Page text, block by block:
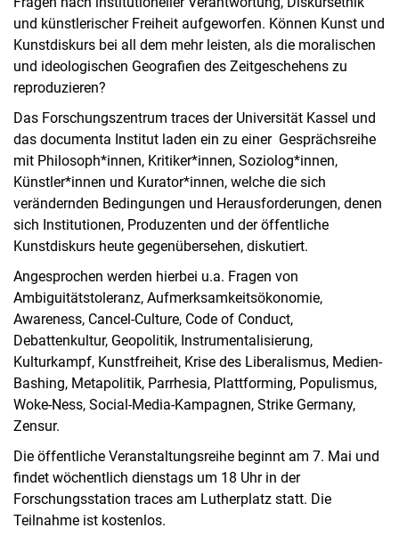
und künstlerischer Freiheit aufgeworfen. Können Kunst und
Kunstdiskurs bei all dem mehr leisten, als die moralischen
und ideologischen Geografien des Zeitgeschehens zu
reproduzieren?
Das Forschungszentrum traces der Universität Kassel und
das documenta Institut laden ein zu einer Gesprächsreihe
mit Philosoph*innen, Kritiker*innen, Soziolog*innen,
Künstler*innen und Kurator*innen, welche die sich
verändernden Bedingungen und Herausforderungen, denen
sich Institutionen, Produzenten und der öffentliche
Kunstdiskurs heute gegenübersehen, diskutiert.
Angesprochen werden hierbei u.a. Fragen von
Ambiguitätstoleranz, Aufmerksamkeitsökonomie,
Awareness, Cancel-Culture, Code of Conduct,
Debattenkultur, Geopolitik, Instrumentalisierung,
Kulturkampf, Kunstfreiheit, Krise des Liberalismus, Medien-
Bashing, Metapolitik, Parrhesia, Plattforming, Populismus,
Woke-Ness, Social-Media-Kampagnen, Strike Germany,
Zensur.
Die öffentliche Veranstaltungsreihe beginnt am 7. Mai und
findet wöchentlich dienstags um 18 Uhr in der
Forschungsstation traces am Lutherplatz statt. Die
Teilnahme ist kostenlos.